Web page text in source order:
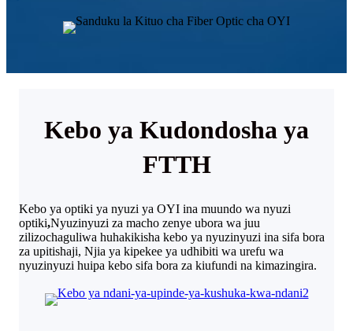
Kebo ya Kudondosha ya
FTTH
Kebo ya optiki ya nyuzi ya OYI ina muundo wa nyuzi
optiki,Nyuzinyuzi za macho zenye ubora wa juu
zilizochaguliwa huhakikisha kebo ya nyuzinyuzi ina sifa bora
za upitishaji, Njia ya kipekee ya udhibiti wa urefu wa
nyuzinyuzi huipa kebo sifa bora za kiufundi na kimazingira.